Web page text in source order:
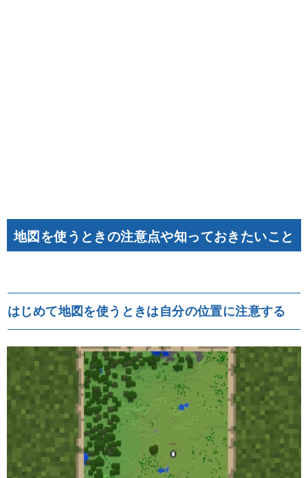
地図を使うときの注意点や知っておきたいこと
はじめて地図を使うときは自分の位置に注意する